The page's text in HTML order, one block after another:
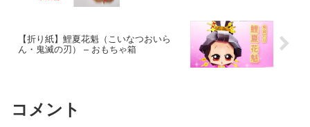
【折り紙】鯉夏花魁（こいなつおいら
ん・鬼滅の刃） – おもちゃ箱
コメント